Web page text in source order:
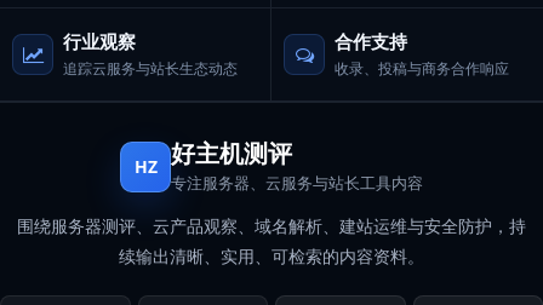
行业观察
追踪云服务与站长生态动态
合作支持
收录、投稿与商务合作响应
HZ 好主机测评
专注服务器、云服务与站长工具内容
围绕服务器测评、云产品观察、域名解析、建站运维与安全防护，持
续输出清晰、实用、可检索的内容资料。